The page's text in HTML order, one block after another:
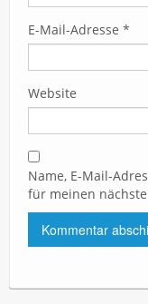
E-Mail-Adresse *
Website
Name, E-Mail-
für meinen